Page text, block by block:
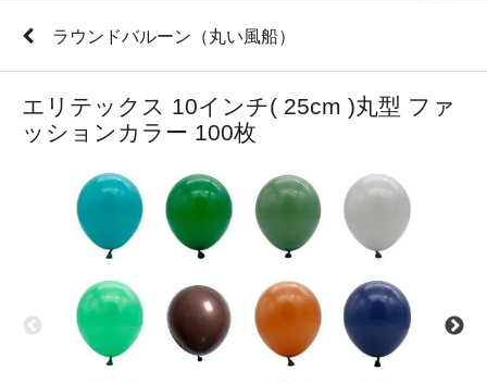
ラウンドバルーン（丸い風船）
エリテックス 10インチ( 25cm )丸型 ファ
ッションカラー 100枚